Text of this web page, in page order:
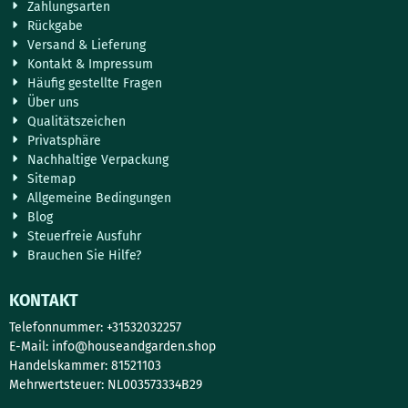
Zahlungsarten
Rückgabe
Versand & Lieferung
Kontakt & Impressum
Häufig gestellte Fragen
Über uns
Qualitätszeichen
Privatsphäre
Nachhaltige Verpackung
Sitemap
Allgemeine Bedingungen
Blog
Steuerfreie Ausfuhr
Brauchen Sie Hilfe?
KONTAKT
Telefonnummer: +31532032257
E-Mail: info@houseandgarden.shop
Handelskammer: 81521103
Mehrwertsteuer: NL003573334B29